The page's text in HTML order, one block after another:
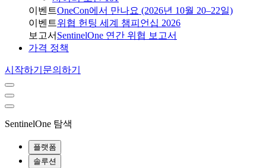
이벤트OneCon에서 만나요 (2026년 10월 20–22일)
이벤트위협 헌팅 세계 챔피언십 2026
보고서 SentinelOne 연간 위협 보고서
가격 정책
시작하기 문의하기
SentinelOne 탐색
플랫폼
솔루션